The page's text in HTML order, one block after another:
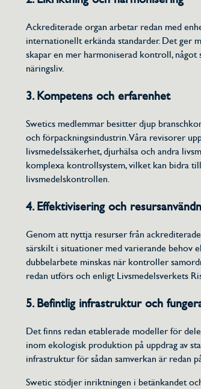
Ackrediterade organ arbetar redan med
internationellt erkända standarder. Det ger
skapar en mer harmoniserad kontroll, något
näringsliv.
3. Kompetens och erfarenhet
Swetics medlemmar besitter djup
och förpackningsindustrin. Våra revisorer
livsmedelssäkerhet, djurhälsa och andra
komplexa kontrollsystem, vilket kan bidra
livsmedelskontrollen.
4. Effektivisering och
Genom att nyttja resurser från
särskilt i situationer med varierande behov
dubbelarbete minskas när kontroller
redan utförs och enligt Livsmedelsverkets
5. Befintlig infrastruktur och
Det finns redan etablerade modeller för
inom ekologisk produktion på uppdrag av
infrastruktur för sådan samverkan är redan
Swetic stödjer inriktningen i betänkandet